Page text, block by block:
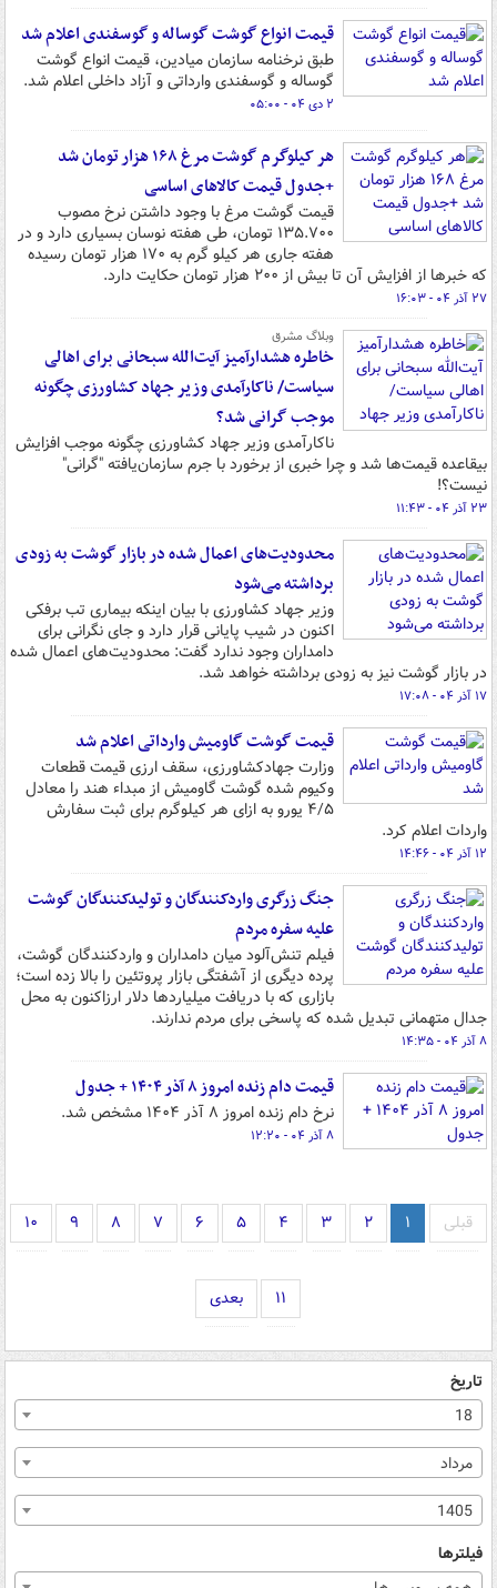
قیمت انواع گوشت گوساله و گوسفندی اعلام شد
طبق نرخنامه سازمان میادین، قیمت انواع گوشت
گوساله و گوسفندی وارداتی و آزاد داخلی اعلام شد.
۲ دی ۰۴ - ۰۵:۰۰
هر کیلوگرم گوشت مرغ ۱۶۸ هزار تومان شد
+جدول قیمت کالاهای اساسی
قیمت گوشت مرغ با وجود داشتن نرخ مصوب
۱۳۵.۷۰۰ تومان، طی هفته نوسان بسیاری دارد و در
هفته جاری هر کیلو گرم به ۱۷۰ هزار تومان رسیده
که خبرها از افزایش آن تا بیش از ۲۰۰ هزار تومان حکایت دارد.
۲۷ آذر ۰۴ - ۱۶:۰۳
وبلاگ مشرق
خاطره هشدارآمیز آیت‌الله سبحانی برای اهالی
سیاست/ ناکارآمدی وزیر جهاد کشاورزی چگونه
موجب گرانی شد؟
ناکارآمدی وزیر جهاد کشاورزی چگونه موجب افزایش
بیقاعده قیمت‌ها شد و چرا خبری از برخورد با جرم سازمان‌یافته "گرانی"
نیست؟!
۲۳ آذر ۰۴ - ۱۱:۴۳
محدودیت‌های اعمال شده در بازار گوشت به زودی
برداشته می‌شود
وزیر جهاد کشاورزی با بیان اینکه بیماری تب برفکی
اکنون در شیب پایانی قرار دارد و جای نگرانی برای
دامداران وجود ندارد گفت: محدودیت‌های اعمال شده
در بازار گوشت نیز به زودی برداشته خواهد شد.
۱۷ آذر ۰۴ - ۱۷:۰۸
قیمت گوشت گاومیش وارداتی اعلام شد
وزارت جهادکشاورزی، سقف ارزی قیمت قطعات
وکیوم شده گوشت گاومیش از مبداء هند را معادل
۴/۵ یورو به ازای هر کیلوگرم برای ثبت سفارش
واردات اعلام کرد.
۱۲ آذر ۰۴ - ۱۴:۴۶
جنگ زرگری واردکنندگان و تولیدکنندگان گوشت
علیه سفره مردم
فیلم تنش‌آلود میان دامداران و واردکنندگان گوشت،
پرده دیگری از آشفتگی بازار پروتئین را بالا زده است؛
بازاری که با دریافت میلیاردها دلار ارزاکنون به محل
جدال متهمانی تبدیل شده که پاسخی برای مردم ندارند.
۸ آذر ۰۴ - ۱۴:۳۵
قیمت دام زنده امروز ۸ آذر ۱۴۰۴ + جدول
نرخ دام زنده امروز ۸ آذر ۱۴۰۴ مشخص شد.
۸ آذر ۰۴ - ۱۲:۲۰
قبلی ۱ ۲ ۳ ۴ ۵ ۶ ۷ ۸ ۹ ۱۰
۱۱ بعدی
تاریخ
18
مرداد
1405
فیلترها